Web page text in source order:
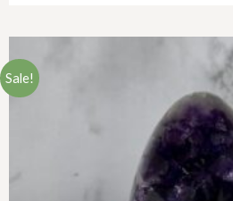
Sale!